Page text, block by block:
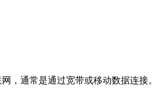
，通常是通过宽带或移动数据连接。